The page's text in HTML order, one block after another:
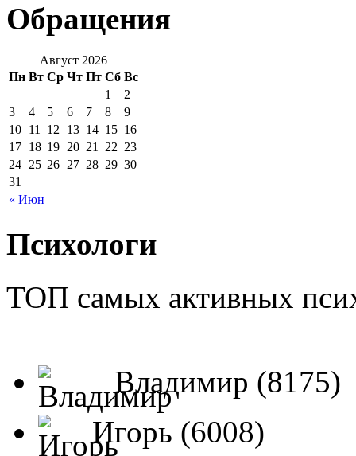
Обращения
Август 2026
Пн Вт Ср Чт Пт Сб Вс
« Июн
1
2
3
4 5 6 7 8
9
10 11 12 13 14 15 16
17 18 19 20 21 22 23
24 25 26 27 28 29 30
31
Психологи
ТОП самых активных
Владимир (8175)
Игорь (6008)